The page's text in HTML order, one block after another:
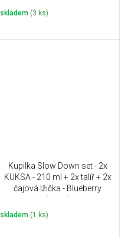
skladem (3 ks)
Kupilka Slow Down set - 2x
KUKSA - 210 ml + 2x talíř + 2x
čajová lžička - Blueberry
skladem (1 ks)